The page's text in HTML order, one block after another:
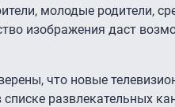
молодые родители,
изображения даст
что новые
развлекательных